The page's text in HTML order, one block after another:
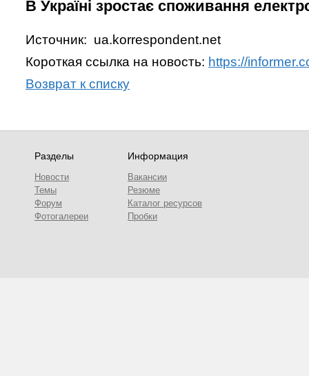
В Україні зростає споживання
Источник: ua.korrespondent.net
Короткая ссылка на новость: https://
Возврат к списку
Разделы
Новости
Темы
Форум
Фотогалереи
Информация
Вакансии
Резюме
Каталог ресурсов
Пробки